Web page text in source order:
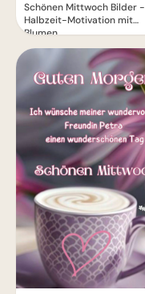
Schönen Mittwoch Bilder -
Halbzeit-Motivation mit
Blumen